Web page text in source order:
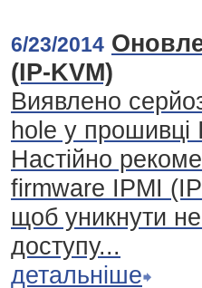
6/23/2014
(IP-KVM)
Виявлено
hole у прошивці
Настійно
firmware IPMI
щоб уникнути
доступу...
детальніше